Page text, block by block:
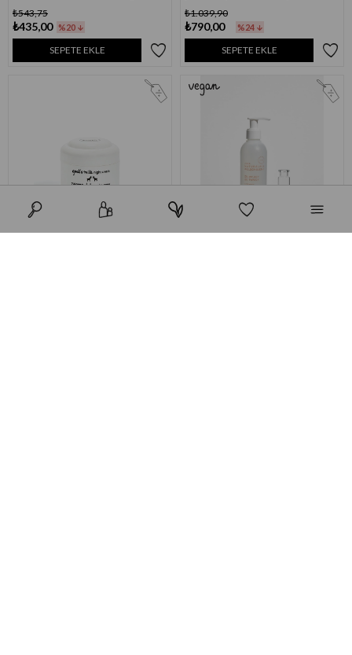
₺435,00
₺543,75
%20
SEPETE EKLE
₺790,00
₺1.039,90
%24
SEPETE EKLE